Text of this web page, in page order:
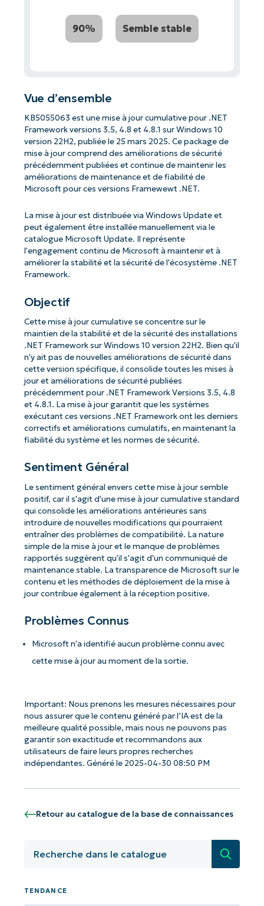
90% Semble stable
Vue d’ensemble
KB5055063 est une mise à jour cumulative pour .NET
Framework versions 3.5, 4.8 et 4.8.1 sur Windows 10
version 22H2, publiée le 25 mars 2025. Ce package de
mise à jour comprend des améliorations de sécurité
précédemment publiées et continue de maintenir les
améliorations de maintenance et de fiabilité de
Microsoft pour ces versions Framewewt .NET.
La mise à jour est distribuée via Windows Update et
peut également être installée manuellement via le
catalogue Microsoft Update. Il représente
l'engagement continu de Microsoft à maintenir et à
améliorer la stabilité et la sécurité de l'écosystème .NET
Framework.
Objectif
Cette mise à jour cumulative se concentre sur le
maintien de la stabilité et de la sécurité des installations
.NET Framework sur Windows 10 version 22H2. Bien qu'il
n'y ait pas de nouvelles améliorations de sécurité dans
cette version spécifique, il consolide toutes les mises à
jour et améliorations de sécurité publiées
précédemment pour .NET Framework Versions 3.5, 4.8
et 4.8.1. La mise à jour garantit que les systèmes
exécutant ces versions .NET Framework ont ​​les derniers
correctifs et améliorations cumulatifs, en maintenant la
fiabilité du système et les normes de sécurité.
Sentiment Général
Le sentiment général envers cette mise à jour semble
positif, car il s'agit d'une mise à jour cumulative standard
qui consolide les améliorations antérieures sans
introduire de nouvelles modifications qui pourraient
entraîner des problèmes de compatibilité. La nature
simple de la mise à jour et le manque de problèmes
rapportés suggèrent qu'il s'agit d'un communiqué de
maintenance stable. La transparence de Microsoft sur le
contenu et les méthodes de déploiement de la mise à
jour contribue également à la réception positive.
Problèmes Connus
Microsoft n'a identifié aucun problème connu avec
cette mise à jour au moment de la sortie.
Important: Nous prenons les mesures nécessaires pour
nous assurer que le contenu généré par l’IA est de la
meilleure qualité possible, mais nous ne pouvons pas
garantir son exactitude et recommandons aux
utilisateurs de faire leurs propres recherches
indépendantes. Généré le 2025-04-30 08:50 PM
Retour au catalogue de la base de connaissances
TENDANCE
Commencez avec les analyses de KB
pilotées par l'IA de NinjaOne !